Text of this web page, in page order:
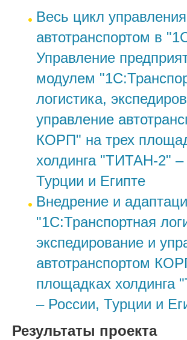
Весь цикл управления
автотранспортом в
Управление
модулем
логистика,
управление
КОРП" на трех
холдинга "ТИТАН-2" –
Турции и Египте
Внедрение и
"1С:Транспортная
экспедирование и
автотранспортом
площадках холдинга
– России, Турции и
Результаты проекта